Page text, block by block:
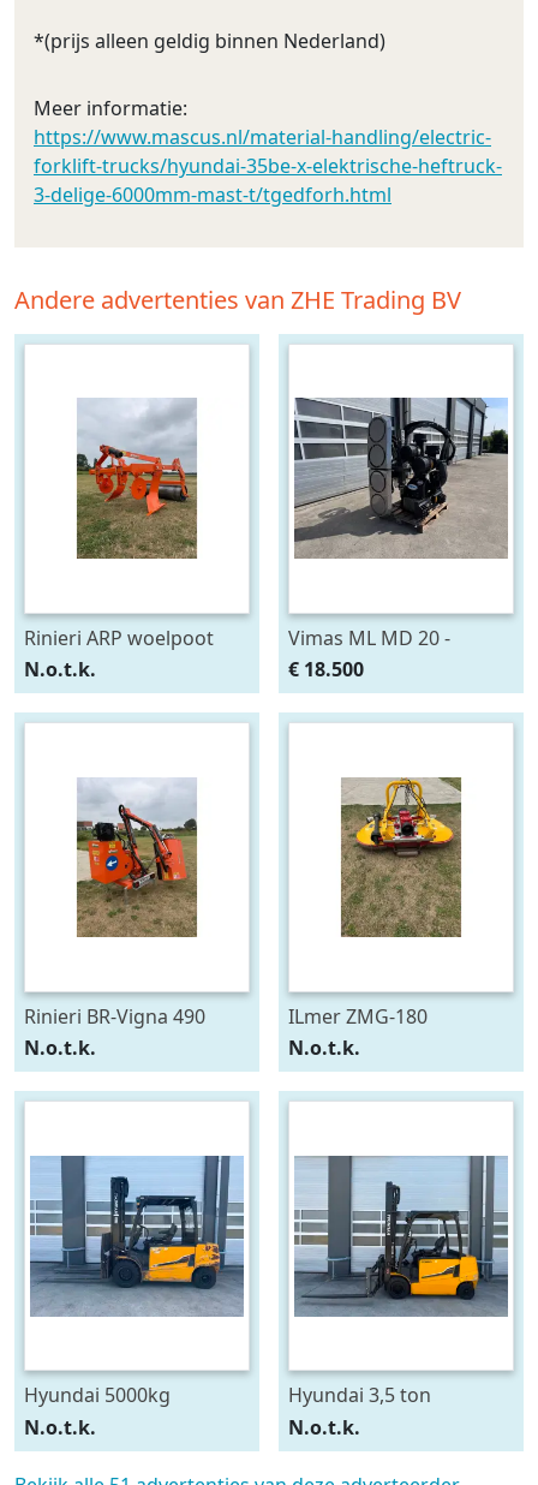
*(prijs alleen geldig binnen Nederland)
Meer informatie:
https://www.mascus.nl/material-handling/electric-
forklift-trucks/hyundai-35be-x-elektrische-heftruck-
3-delige-6000mm-mast-t/tgedforh.html
Andere advertenties van ZHE Trading BV
Rinieri ARP woelpoot
Fruit
N.o.t.k.
Vimas ML MD 20 -
bladblazer
€ 18.500
Rinieri BR-Vigna 490
N.o.t.k.
ILmer ZMG-180
N.o.t.k.
Hyundai 5000kg
elektrische heftruck
forklift 5ton duplex e
N.o.t.k.
Hyundai 3,5 ton
elektrische heftruck
3500kg 35BH-9
N.o.t.k.